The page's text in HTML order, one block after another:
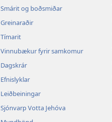
Smárit og boðsmiðar
Greinaraðir
Tímarit
Vinnubækur fyrir samkomur
Dagskrár
Efnislyklar
Leiðbeiningar
Sjónvarp Votta Jehóva